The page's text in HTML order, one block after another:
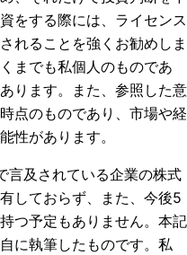
をする際には、ライセンス
れることを強くお勧めしま
までも私個人のものであ
ります。また、参照した意
点のものであり、市場や経
性があります。
言及されている企業の株式
しておらず、また、今後5
つ予定もありません。 本記
に執筆したものです。私